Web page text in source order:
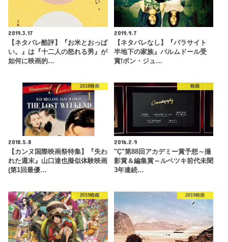
2019.3.17
【ネタバレ酷評】『お米とおっぱ
い。』は『十二人の怒れる男』が
如何に映画的…
2019.9.7
【ネタバレなし】『パラサイト
半地下の家族』パルムドール受
賞!ポン・ジュ…
2018映画
2018.5.8
【カンヌ国際映画祭特集】『失わ
れた週末』山口達也擬似体験映画
(第1回最優…
映画
2016.2.9
"Ç"第88回アカデミー賞予想～撮
影賞＆編集賞～ルベツキ前代未聞
3年連続…
2019映画 2019映画